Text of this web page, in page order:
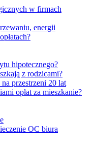
w firmach
energii
hipotecznego?
z rodzicami?
przestrzeni 20 lat
opłat za mieszkanie?
OC biura